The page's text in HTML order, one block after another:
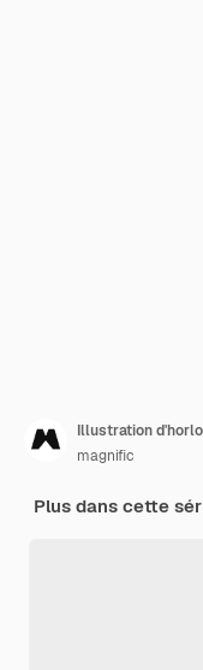
Illustration
magnific
Plus dans cette